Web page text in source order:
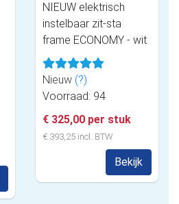
NIEUW elektrisch
instelbaar zit-sta
frame ECONOMY - wit
Nieuw (?)
Voorraad: 94
€ 325,00 per stuk
€ 393,25 incl. BTW
Bekijk